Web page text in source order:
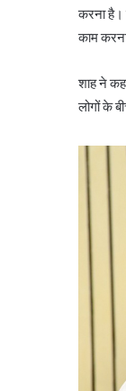
करना
काम
शाह ने
लोगों के